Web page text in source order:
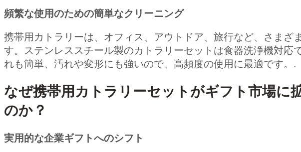
頻繁な使用のための簡単なクリーニング
携帯用カトラリーは、オフィス、アウトドア、旅行など、さまざ
す。ステンレススチール製のカトラリーセットは食器洗浄機対応
れも簡単、汚れや変形にも強いので、高頻度の使用に最適です。.
なぜ携帯用カトラリーセットがギフト市場に
のか？
実用的な企業ギフトへのシフト